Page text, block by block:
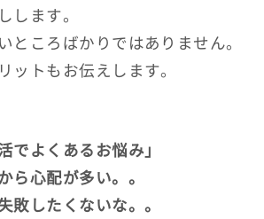
します。
ところばかりではありません。
ットもお伝えします。
でよくあるお悩み」
ら心配が多い。。
敗したくないな。。